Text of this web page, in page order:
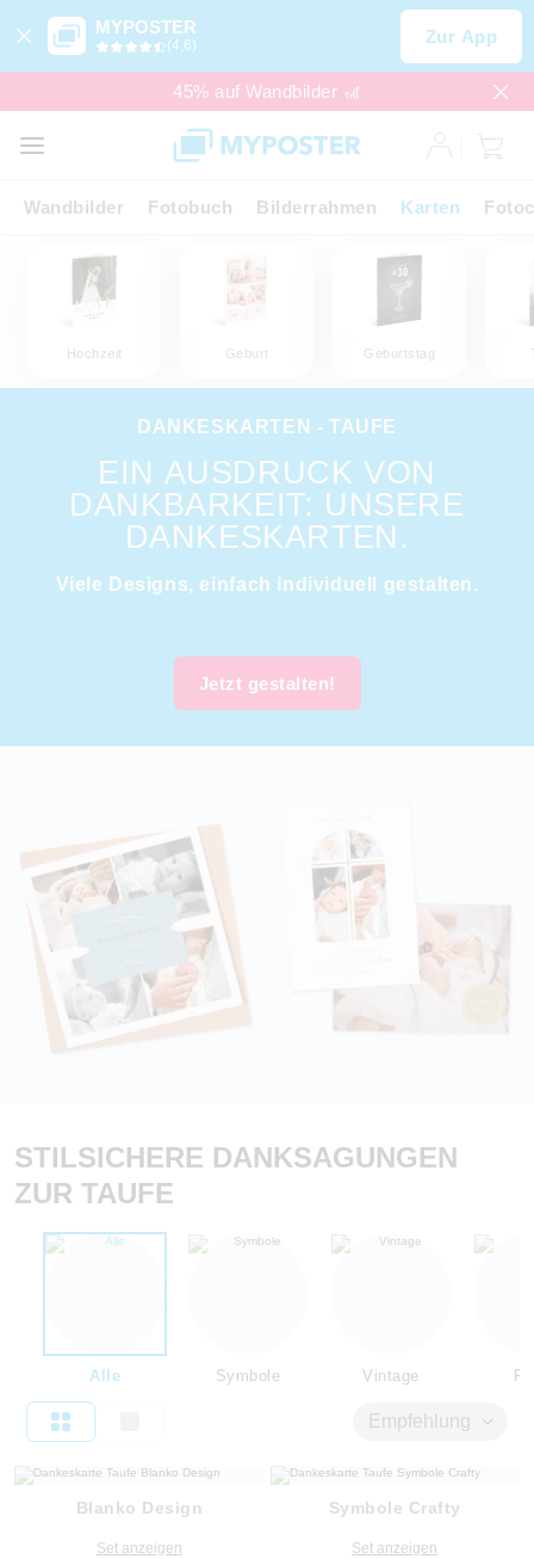
MYPOSTER
(4,6) Zur App
45% auf Wandbilder 🎢
Wandbilder Fotobuch Bilderrahmen Karten
Hochzeit Geburt Geburtstag
DANKESKARTEN - TAUFE
EIN AUSDRUCK VON
DANKBARKEIT: UNSERE
DANKESKARTEN.
Viele Designs, einfach individuell gestalten.
Jetzt gestalten!
STILSICHERE DANKSAGUNGEN
ZUR TAUFE
Alle Symbole Vintage
Empfehlung
Blanko Design
Set anzeigen
Symbole Crafty
Set anzeigen